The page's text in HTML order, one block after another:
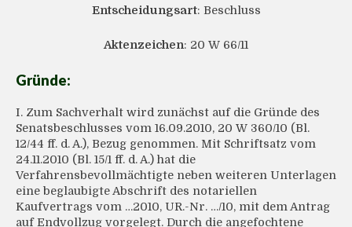
Entscheidungsart: Beschluss
Aktenzeichen: 20 W 66/11
Gründe:
I. Zum Sachverhalt wird zunächst auf die Gründe des
Senatsbeschlusses vom 16.09.2010, 20 W 360/10 (Bl.
12/44 ff. d. A.), Bezug genommen. Mit Schriftsatz vom
24.11.2010 (Bl. 15/1 ff. d. A.) hat die
Verfahrensbevollmächtigte neben weiteren Unterlagen
eine beglaubigte Abschrift des notariellen
Kaufvertrags vom …2010, UR.-Nr. …/10, mit dem Antrag
auf Endvollzug vorgelegt. Durch die angefochtene